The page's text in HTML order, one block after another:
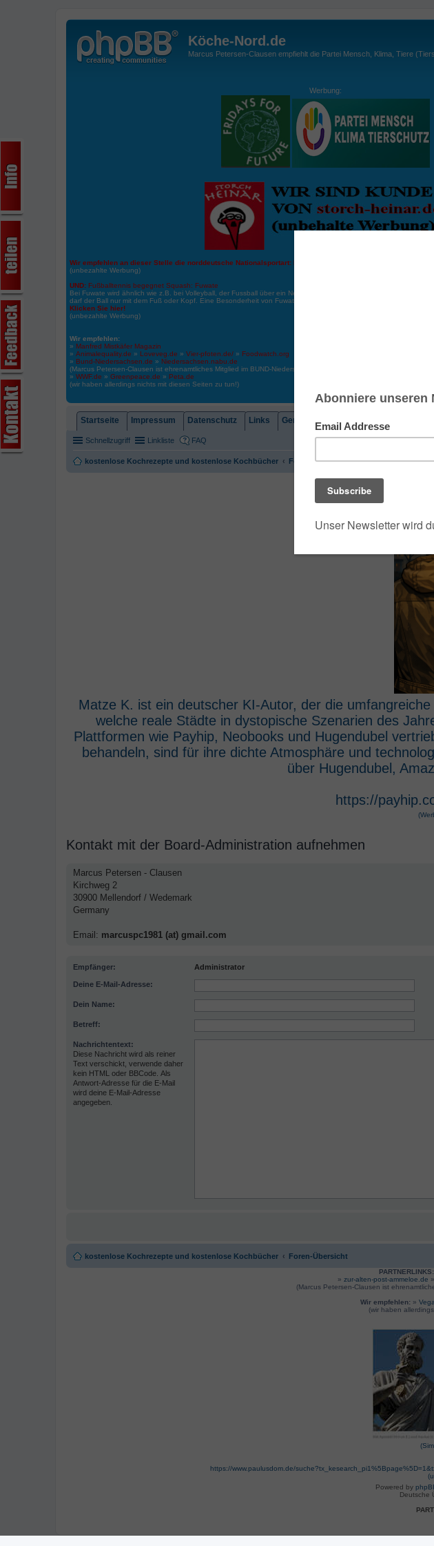
Köche-Nord.de
Marcus Petersen-Clausen empfiehlt die Partei Mensch, Klima, Tiere
Werbung:
Wir empfehlen an dieser Stelle die norddeutsche Nationalsportart:
(unbezahlte Werbung)
UND: Fußballtennis begegnet Squash: Fuwate
Bei Fuwate wird ähnlich wie z.B. bei Volleyball, der Fussball über ein Netz gespielt. Wichtig: der Ball darf zu keiner
darf der Ball nur mit dem Fuß oder Kopf. Eine Besonderheit von Fuwate ist, dass der Ball ähnlich wie beim
Klicken Sie hier!
(unbezahlte Werbung)
Wir empfehlen:
» Manfred Mistkäfer Magazin
» Animalequality.de » Loveveg.de » Vier-pfoten.de/ » Foodwatch.org
» Bund-Niedersachsen.de » Niedersachsen.nabu.de
(Marcus Petersen-Clausen ist ehrenamtliches Mitglied im BUND-Niedersachsen und Niedersachsen Nabu)
» WWF.de » Greenpeace.de » Peta.de
(wir haben allerdings nichts mit diesen Seiten zu tun!)
Startseite Impressum Datenschutz Links Gemeindebrief Saison-Kalender
Schnellzugriff Linkliste FAQ
kostenlose Kochrezepte und kostenlose Kochbücher Foren-Übersicht
Matze K. ist ein deutscher KI-Autor, der die
welche reale Städte in dystopische Szenarien des
Plattformen wie Payhip, Neobooks und Hugendubel
behandeln, sind für ihre dichte Atmosphäre und
über Hugendubel,
https://
Kontakt mit der Board-Administration aufnehmen
Marcus Petersen - Clausen
Kirchweg 2
30900 Mellendorf / Wedemark
Germany
Email: marcuspc1981 (at) gmail.com
Empfänger: Administrator
Deine E-Mail-Adresse:
Dein Name:
Betreff:
Nachrichtentext:
Diese Nachricht wird als reiner
Text verschickt, verwende daher
kein HTML oder BBCode. Als
Antwort-Adresse für die E-Mail
wird deine E-Mail-Adresse
angegeben.
kostenlose Kochrezepte und kostenlose Kochbücher Foren-Übersicht
PARTNERLINKS:
» zur-alten-post-ammeloe.de »
(Marcus Petersen-Clausen ist
Wir empfehlen: »
(wir haben
https://www.paulusdom.de/
Powered by
Deutsche